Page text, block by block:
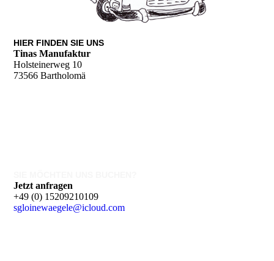
HIER FINDEN SIE UNS
Tinas Manufaktur
Holsteinerweg 10
73566 Bartholomä
Jetzt anfragen
+49 (0) 15209210109
sgloinewaegele@icloud.com